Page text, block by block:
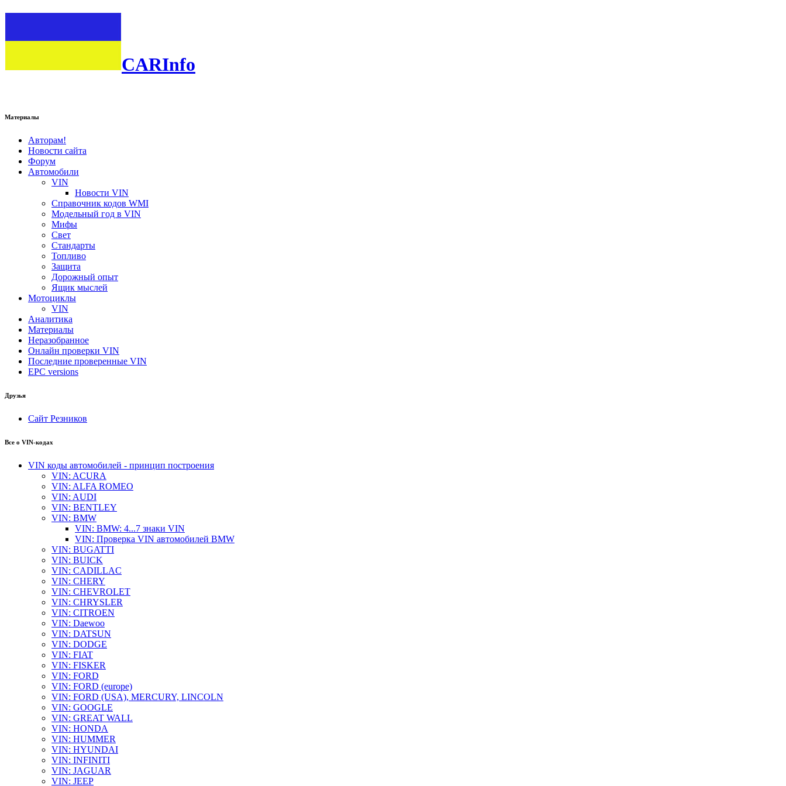
CARInfo
Материалы
Авторам!
Новости сайта
Форум
Автомобили
VIN
Новости VIN
Справочник кодов WMI
Модельный год в VIN
Мифы
Свет
Стандарты
Топливо
Защита
Дорожный опыт
Ящик мыслей
Мотоциклы
VIN
Аналитика
Материалы
Неразобранное
Онлайн проверки VIN
Последние проверенные VIN
EPC versions
Друзья
Сайт Резников
Все о VIN-кодах
VIN коды автомобилей - принцип построения
VIN: ACURA
VIN: ALFA ROMEO
VIN: AUDI
VIN: BENTLEY
VIN: BMW
VIN: BMW: 4...7 знаки VIN
VIN: Проверка VIN автомобилей BMW
VIN: BUGATTI
VIN: BUICK
VIN: CADILLAC
VIN: CHERY
VIN: CHEVROLET
VIN: CHRYSLER
VIN: CITROEN
VIN: Daewoo
VIN: DATSUN
VIN: DODGE
VIN: FIAT
VIN: FISKER
VIN: FORD
VIN: FORD (europe)
VIN: FORD (USA), MERCURY, LINCOLN
VIN: GOOGLE
VIN: GREAT WALL
VIN: HONDA
VIN: HUMMER
VIN: HYUNDAI
VIN: INFINITI
VIN: JAGUAR
VIN: JEEP